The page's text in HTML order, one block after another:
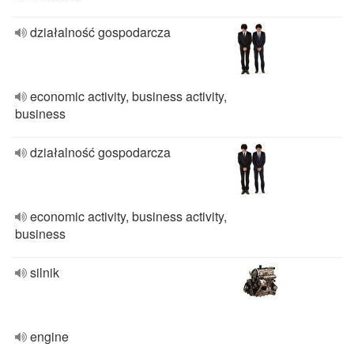
działalność gospodarcza
economic activity, business activity,
business
działalność gospodarcza
economic activity, business activity,
business
silnik
engine